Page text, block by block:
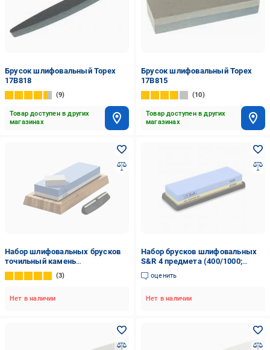
Брусок шлифовальный Topex
17B818
9
Товар доступен в других
магазинах
Брусок шлифовальный Topex
17B815
10
Товар доступен в других
магазинах
Набор шлифовальных брусков
точильный камень
двусторонний 1000/6000 5 пр.
Белый/Голубой (0139-0052)
3
Нет в наличии
Набор брусков шлифовальных
S&R 4 предмета (400/1000;
120/240) 123040102
оценить
Нет в наличии